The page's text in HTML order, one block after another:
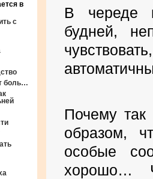
В череде
будней,
Почему так
образом,
особые
хорошо…
в
с
боль…